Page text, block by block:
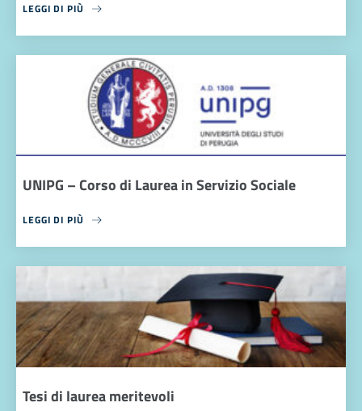
LEGGI DI PIÙ
UNIPG – Corso di Laurea in Servizio Sociale
LEGGI DI PIÙ
Tesi di laurea meritevoli